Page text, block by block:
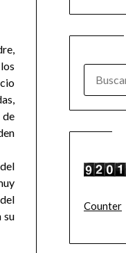
su
Counter